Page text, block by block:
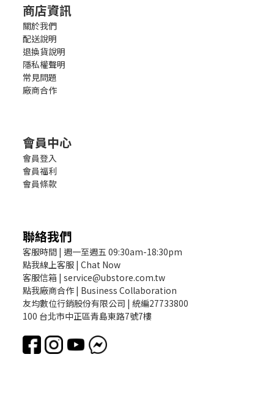
商店資訊
關於我們
配送說明
退換貨說明
隱私權聲明
常見問題
廠商合作
會員中心
會員登入
會員福利
會員條款
聯絡我們
客服時間 | 週一至週五 09:30am-18:30pm
點我線上客服 | Chat Now
客服信箱 | service@ubstore.com.tw
點我廠商合作 | Business Collaboration
友均數位行銷股份有限公司 | 統編27733800
100 台北市中正區青島東路7號7樓